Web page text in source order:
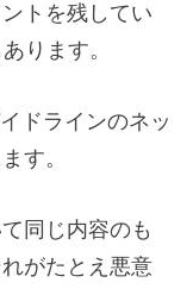
トを残してい
ります。
ドラインのネッ
す。
同じ内容のも
がたとえ悪意